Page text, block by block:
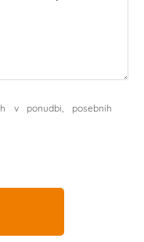
v ponudbi, posebnih